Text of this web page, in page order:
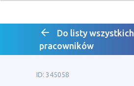
Do listy wszystkich
pracowników
ID: 345058